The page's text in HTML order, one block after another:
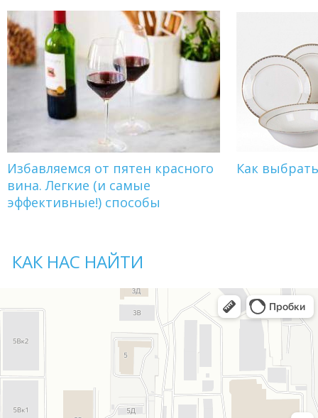
Избавляемся от пятен красного
вина. Легкие (и самые
эффективные!) способы
Как
КАК НАС НАЙТИ